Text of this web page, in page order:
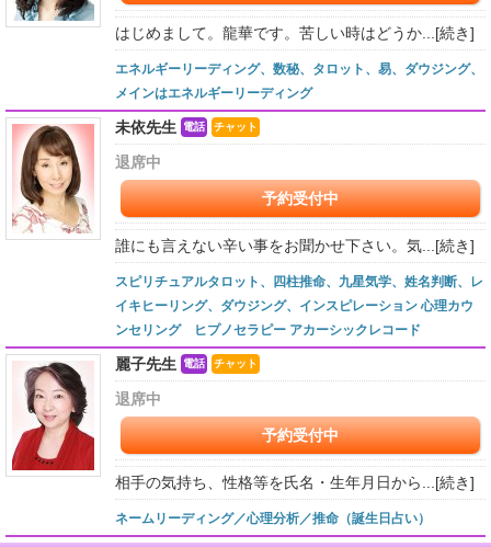
はじめまして。龍華です。苦しい時はどうか... [続き]
エネルギーリーディング、数秘、タロット、易、ダウジング、
メインはエネルギーリーディング
未依先生 電話 チャット
退席中
予約受付中
誰にも言えない辛い事をお聞かせ下さい。気... [続き]
スピリチュアルタロット、四柱推命、九星気学、姓名判断、レ
イキヒーリング、ダウジング、インスピレーション 心理カウ
ンセリング ヒプノセラピー アカーシックレコード
麗子先生 電話 チャット
退席中
予約受付中
相手の気持ち、性格等を氏名・生年月日から... [続き]
ネームリーディング／心理分析／推命（誕生日占い）